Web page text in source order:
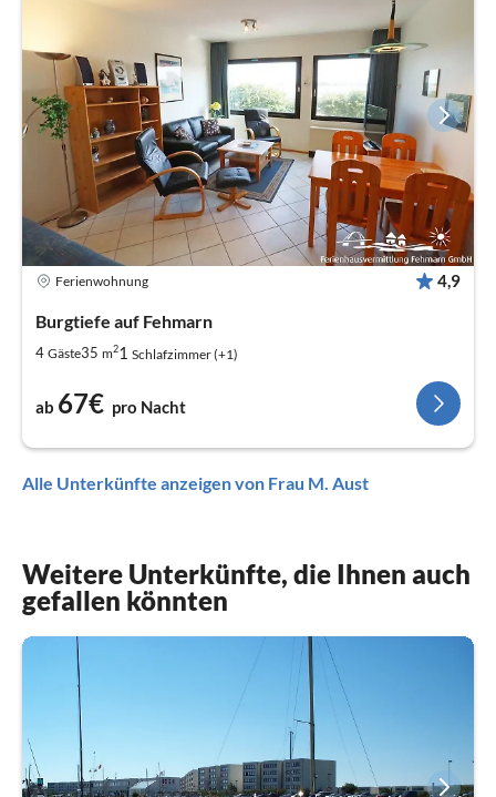
Ferienwohnung 4,9
Burgtiefe auf Fehmarn
4 Gäste35 m21 Schlafzimmer (+1)
ab 67€ pro Nacht
Alle Unterkünfte anzeigen von Frau M. Aust
Weitere Unterkünfte, die Ihnen auch
gefallen könnten